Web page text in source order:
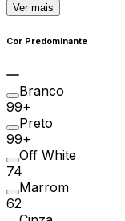
Ver mais
Cor Predominante
Branco
99+
Preto
99+
Off White
74
Marrom
62